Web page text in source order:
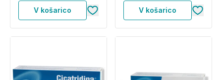
V košarico V košarico